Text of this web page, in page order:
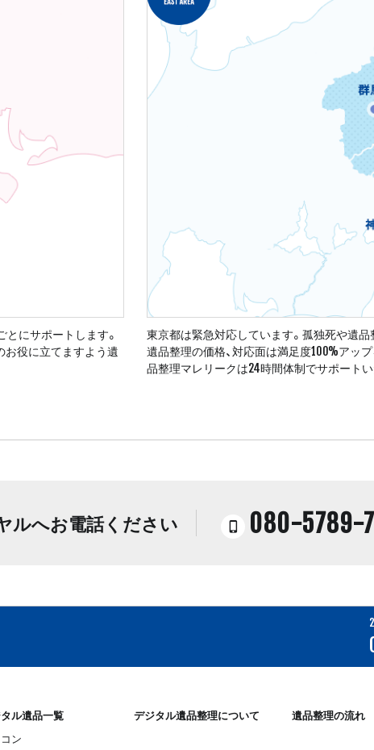
にサポートします。
お役に立てますよう遺
東京都は緊急対応しています。孤独死や遺品
遺品整理の価格、対応面は満足度100%アッ
品整理マレリークは24時間体制でサポートい
ルへお電話ください 080-5789-
ル遺品一覧
ン
デジタル遺品整理について 遺品整理の流れ